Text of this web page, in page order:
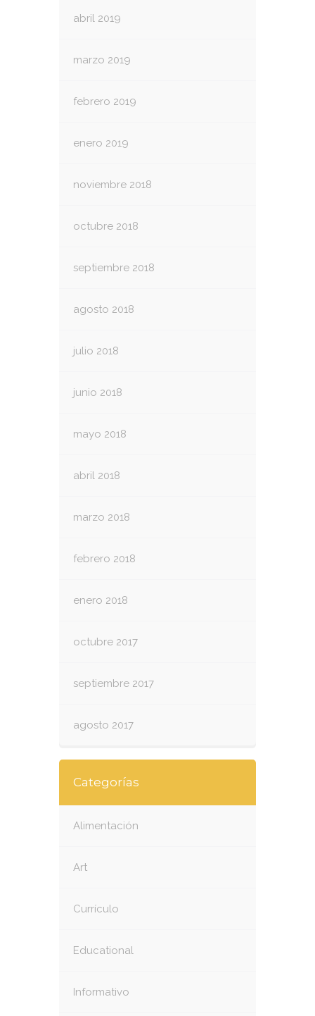
abril 2019
marzo 2019
febrero 2019
enero 2019
noviembre 2018
octubre 2018
septiembre 2018
agosto 2018
julio 2018
junio 2018
mayo 2018
abril 2018
marzo 2018
febrero 2018
enero 2018
octubre 2017
septiembre 2017
agosto 2017
Categorías
Alimentación
Art
Currículo
Educational
Informativo